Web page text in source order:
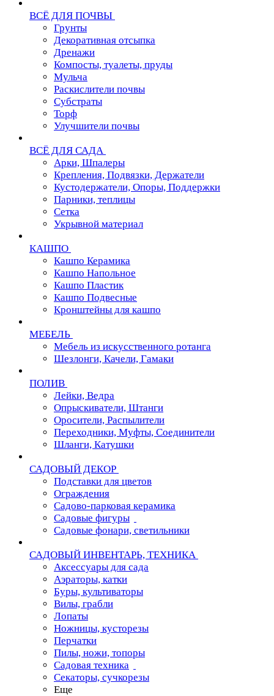
ВСЁ ДЛЯ ПОЧВЫ
Грунты
Декоративная отсыпка
Дренажи
Компосты, туалеты, пруды
Мульча
Раскислители почвы
Субстраты
Торф
Улучшители почвы
ВСЁ ДЛЯ САДА
Арки, Шпалеры
Крепления, Подвязки, Держатели
Кустодержатели, Опоры, Поддержки
Парники, теплицы
Сетка
Укрывной материал
КАШПО
Кашпо Керамика
Кашпо Напольное
Кашпо Пластик
Кашпо Подвесные
Кронштейны для кашпо
МЕБЕЛЬ
Мебель из искусственного ротанга
Шезлонги, Качели, Гамаки
ПОЛИВ
Лейки, Ведра
Опрыскиватели, Штанги
Оросители, Распылители
Переходники, Муфты, Соединители
Шланги, Катушки
САДОВЫЙ ДЕКОР
Подставки для цветов
Ограждения
Садово-парковая керамика
Садовые фигуры
Садовые фонари, светильники
САДОВЫЙ ИНВЕНТАРЬ, ТЕХНИКА
Аксессуары для сада
Аэраторы, катки
Буры, культиваторы
Вилы, грабли
Лопаты
Ножницы, кусторезы
Перчатки
Пилы, ножи, топоры
Садовая техника
Секаторы, сучкорезы
Еще